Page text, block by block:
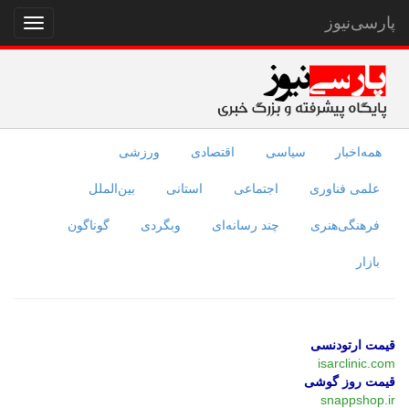
نمایش
منو
پارسی‌نیوز
همه‌اخبار سیاسی اقتصادی ورزشی
علمی فناوری اجتماعی استانی بین‌الملل
فرهنگی‌هنری چند رسانه‌ای وبگردی گوناگون
بازار
قیمت ارتودنسی
isarclinic.com
قیمت روز گوشی
snappshop.ir